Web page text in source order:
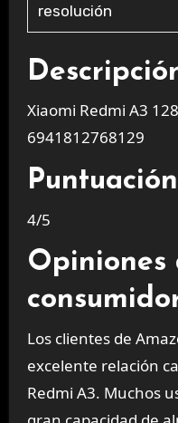
resolución
Xiaomi Redmi A3
6941812768129
4/5
Opiniones
Los clientes de
excelente relación
Redmi A3. Muchos